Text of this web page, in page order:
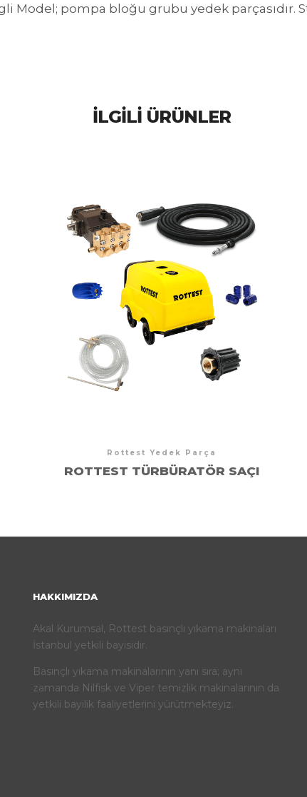
Model; pompa bloğu grubu yedek parçasıdır.
İLGILI ÜRÜNLER
Rottest Yedek Parça
ROTTEST TÜRBÜRATÖR SAÇI
HAKKIMIZDA
Akal Kurumsal, Rottest basınçlı yıkama makinaları
İstanbul yetkili bayisidir.
Basınçlı yıkama makinalarının yanı sıra; aynı
zamanda Nilfisk ve Viper temizlik makinalarının da
yetkili bayilik faaliyetlerini yürütmekteyiz.